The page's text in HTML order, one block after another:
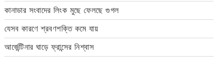
কানাডার সংবাদের লিংক মুছে ফেলছে গুগল
যেসব কারণে শ্রবণশক্তি কমে যায়
আর্জেন্টিনার ঘাড়ে ফ্রান্সের নিশ্বাস